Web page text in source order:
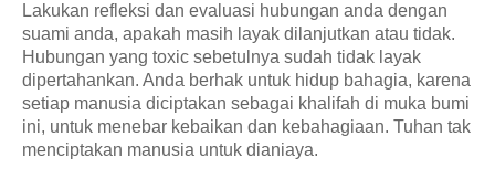
Lakukan refleksi dan evaluasi hubungan anda dengan
suami anda, apakah masih layak dilanjutkan atau tidak.
Hubungan yang toxic sebetulnya sudah tidak layak
dipertahankan. Anda berhak untuk hidup bahagia, karena
setiap manusia diciptakan sebagai khalifah di muka bumi
ini, untuk menebar kebaikan dan kebahagiaan. Tuhan tak
menciptakan manusia untuk dianiaya.